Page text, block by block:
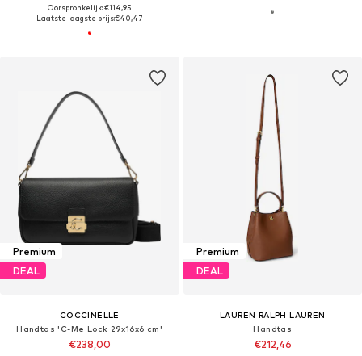
Oorspronkelijk: €114,95
Laatste laagste prijs:€40,47
Premium
DEAL
COCCINELLE
Handtas 'C-Me Lock 29x16x6 cm'
€238,00
Premium
DEAL
LAUREN RALPH LAUREN
Handtas
€212,46